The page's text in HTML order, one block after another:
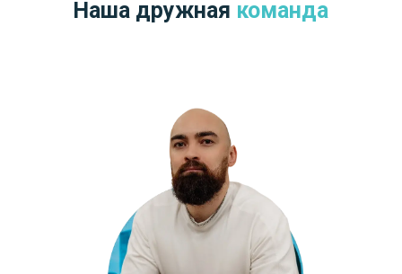
Мастер кода и архитектуры веб-сайтов, я